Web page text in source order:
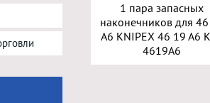
1 пара запасных
наконечников для
A6 KNIPEX 46 19 A6
4619A6